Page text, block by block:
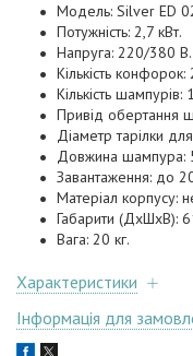
Модель: Silver ED
Потужність: 2,7 кВт.
Напруга: 220/380 В.
Кількість конфорок:
Кількість шампурів:
Привід обертання
Діаметр тарілки
Довжина шампура:
Завантаження: до
Матеріал корпусу:
Габарити (ДхШхВ):
Вага: 20 кг.
Характеристики
Інформація для